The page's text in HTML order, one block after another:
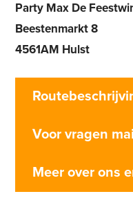
Party Max De
Beestenmarkt 8
4561AM Hulst
Voor vragen
Meer over ons